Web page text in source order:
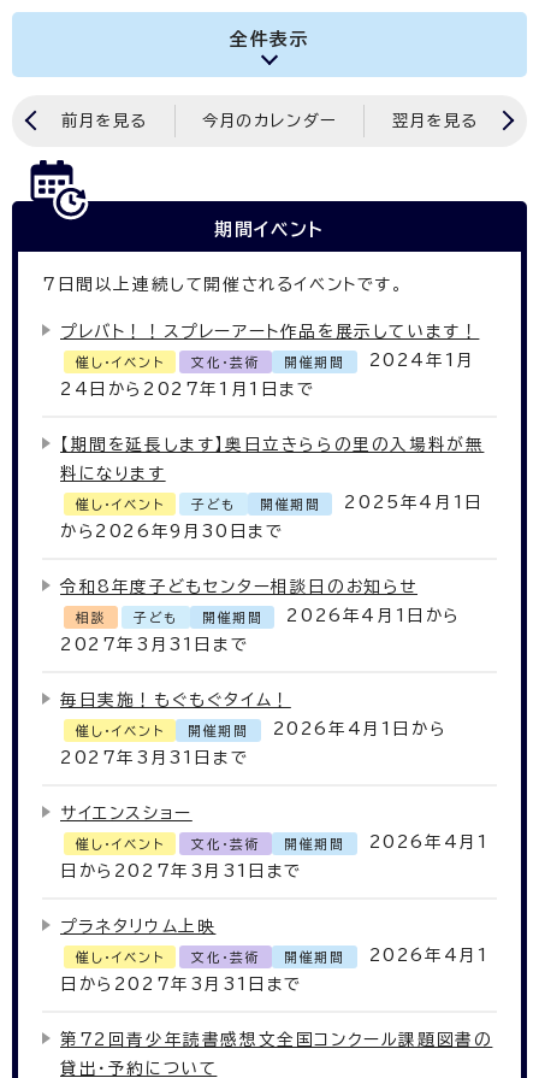
全件表示
前月を見る 今月のカレンダー 翌月を見る
期間イベント
7 日間以上連続して開催されるイベントです。
プレバト！！スプレーアート作品を展示しています！
催し・イベント 文化・芸術 開催期間
2024年1月
24日から2027年1月1日まで
【期間を延長します】奥日立きららの里の入場料が無
料になります
催し・イベント 子ども 開催期間
2025年4月1日
から2026年9月30日まで
令和8年度子どもセンター相談日のお知らせ
相談 子ども 開催期間
2026年4月1日から
2027年3月31日まで
毎日実施！もぐもぐタイム！
催し・イベント 開催期間
2026年4月1日から
2027年3月31日まで
サイエンスショー
催し・イベント 文化・芸術 開催期間
2026年4月1
日から2027年3月31日まで
プラネタリウム上映
催し・イベント 文化・芸術 開催期間
2026年4月1
日から2027年3月31日まで
第72回青少年読書感想文全国コンクール課題図書の
貸出・予約について